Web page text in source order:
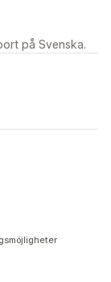
på Svenska.